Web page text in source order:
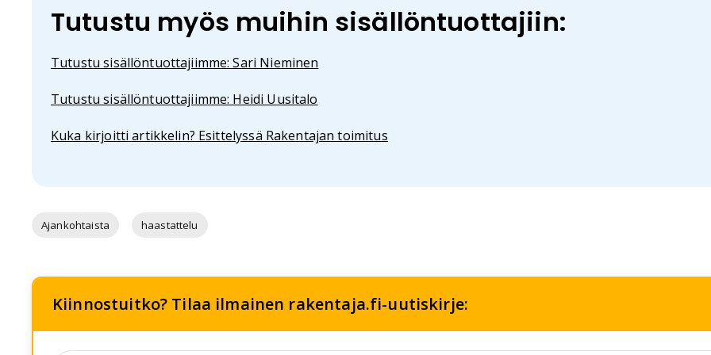
Tutustu myös muihin sisällöntuottajiin:
Tutustu sisällöntuottajiimme: Sari Nieminen
Tutustu sisällöntuottajiimme: Heidi Uusitalo
Kuka kirjoitti artikkelin? Esittelyssä Rakentajan toimitus
Ajankohtaista haastattelu
Kiinnostuitko? Tilaa ilmainen rakentaja.fi-uutiskirje: